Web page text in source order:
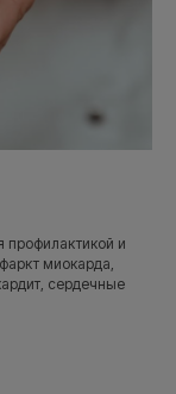
профилактикой и
миокарда,
сердечные